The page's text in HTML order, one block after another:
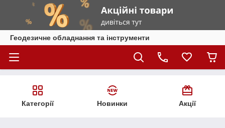
Геодезичне обладнання та інструменти
Категорії Новинки Акції